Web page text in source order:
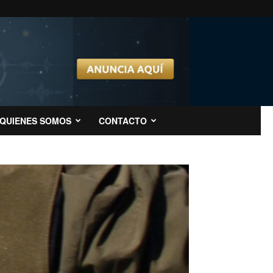
QUIENES SOMOS CONTACTO